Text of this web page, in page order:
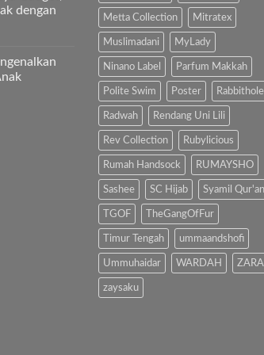
dengan
Metta Collection Mitratex
Muslimadani MyLady
Ninano Label Parfum Makkah
Polite Swim Poster Rabbithole
Radwah Rendang Uni Lili
Rev Collection Rubylicious
Rumah Handsock RUMAYSHO
Sashee SC Hijab Syamil Qur'an
TGOF TheGangOfFur
Timur Tengah ummaandshofi
Ummuhaidar WARDAH ZARA
zaysaku